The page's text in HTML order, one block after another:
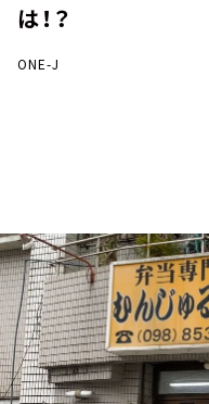
イベント・グッズ
YouTube
会社情報
は！？
ONE-J